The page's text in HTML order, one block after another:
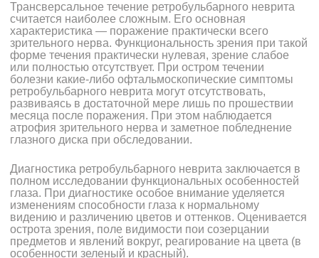
Трансверсальное течение ретробульбарного неврита
считается наиболее сложным. Его основная
характеристика — поражение практически всего
зрительного нерва. Функциональность зрения при такой
форме течения практически нулевая, зрение слабое
или полностью отсутствует. При остром течении
болезни какие-либо офтальмоскопические симптомы
ретробульбарного неврита могут отсутствовать,
развиваясь в достаточной мере лишь по прошествии
месяца после поражения. При этом наблюдается
атрофия зрительного нерва и заметное побледнение
глазного диска при обследовании.
Диагностика ретробульбарного неврита заключается в
полном исследовании функциональных особенностей
глаза. При диагностике особое внимание уделяется
изменениям способности глаза к нормальному
видению и различению цветов и оттенков. Оценивается
острота зрения, поле видимости пои созерцании
предметов и явлений вокруг, реагирование на цвета (в
особенности зеленый и красный).